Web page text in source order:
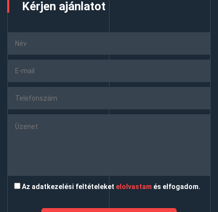
Kérjen ajánlatot
Az adatkezelési feltételeket elolvastam és elfogadom.